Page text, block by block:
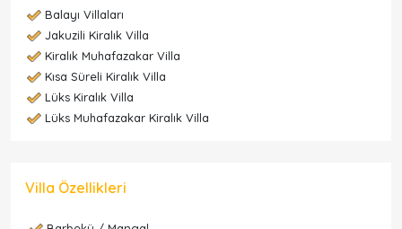
Balayı Villaları
Jakuzili Kiralık Villa
Kiralık Muhafazakar Villa
Kısa Süreli Kiralık Villa
Lüks Kiralık Villa
Lüks Muhafazakar Kiralık Villa
Villa Özellikleri